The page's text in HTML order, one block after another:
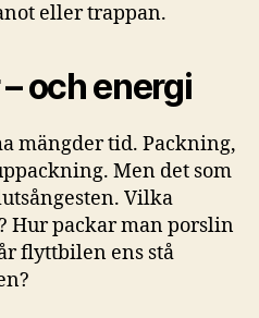
eller trappan.
och energi
mängder tid. Packning,
Men det som
Vilka
Hur packar man porslin
flyttbilen ens stå